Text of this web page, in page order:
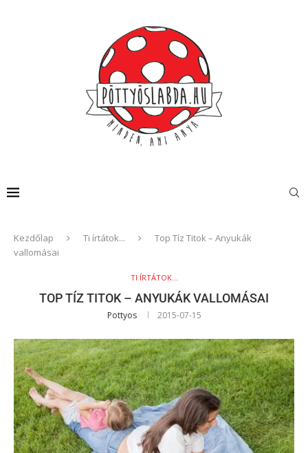
Kezdőlap Ti írtátok...
Top Tíz Titok – Anyukák
vallomásai
TI ÍRTÁTOK...
TOP TÍZ TITOK – ANYUKÁK VALLOMÁSAI
Pottyos 2015-07-15